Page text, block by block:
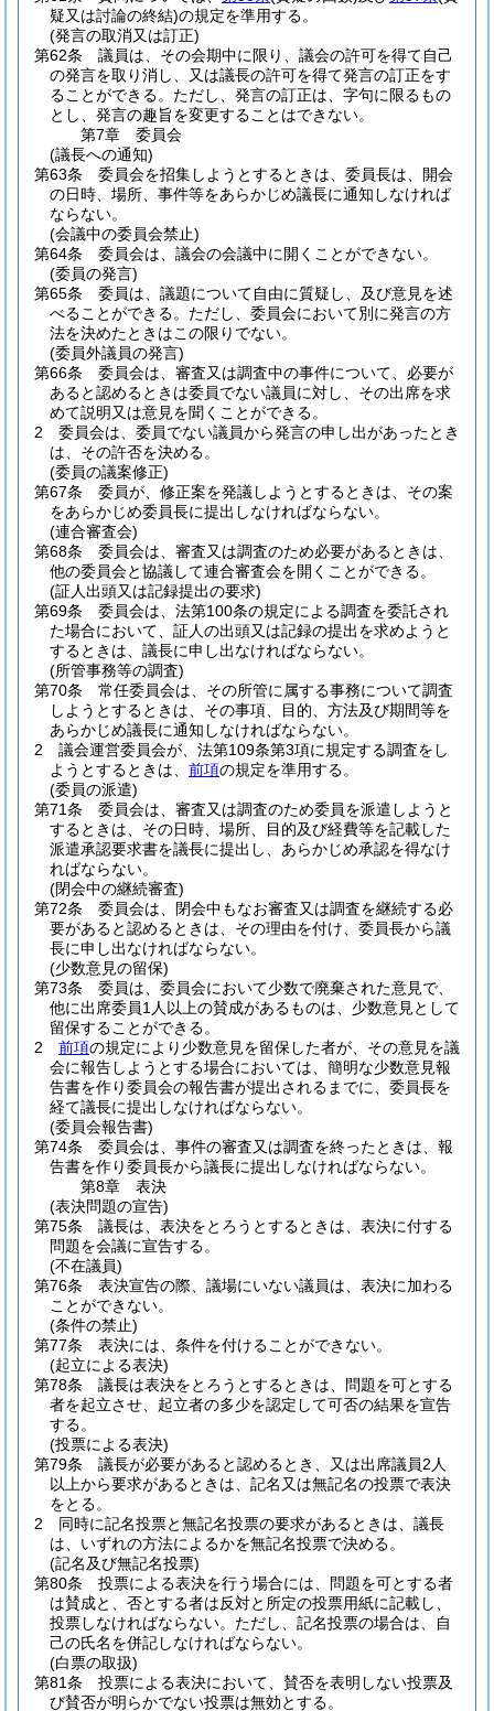
疑又は討論の終結)の規定を準用する。
(発言の取消又は訂正)
第62条
議員は、その会期中に限り、議会の許可を得て自己
の発言を取り消し、又は議長の許可を得て発言の訂正をす
ることができる。 ただし、発言の訂正は、字句に限るもの
とし、発言の趣旨を変更することはできない。
第7章
委員会
(議長への通知)
第63条
委員会を招集しようとするときは、委員長は、開会
の日時、場所、事件等をあらかじめ議長に通知しなければ
ならない。
(会議中の委員会禁止)
第64条
委員会は、議会の会議中に開くことができない。
(委員の発言)
第65条
委員は、議題について自由に質疑し、及び意見を述
べることができる。 ただし、委員会において別に発言の方
法を決めたときはこの限りでない。
(委員外議員の発言)
第66条
委員会は、審査又は調査中の事件について、必要が
あると認めるときは委員でない議員に対し、その出席を求
めて説明又は意見を聞くことができる。
2
委員会は、委員でない議員から発言の申し出があったとき
は、その許否を決める。
(委員の議案修正)
第67条
委員が、修正案を発議しようとするときは、その案
をあらかじめ委員長に提出しなければならない。
(連合審査会)
第68条
委員会は、審査又は調査のため必要があるときは、
他の委員会と協議して連合審査会を開くことができる。
(証人出頭又は記録提出の要求)
第69条
委員会は、法第100条の規定による調査を委託され
た場合において、証人の出頭又は記録の提出を求めようと
するときは、議長に申し出なければならない。
(所管事務等の調査)
第70条
常任委員会は、その所管に属する事務について調査
しようとするときは、その事項、目的、方法及び期間等を
あらかじめ議長に通知しなければならない。
2
議会運営委員会が、法第109条第3項に規定する調査をし
ようとするときは、 前項の規定を準用する。
(委員の派遣)
第71条
委員会は、審査又は調査のため委員を派遣しようと
するときは、その日時、場所、目的及び経費等を記載した
派遣承認要求書を議長に提出し、あらかじめ承認を得なけ
ればならない。
(閉会中の継続審査)
第72条
委員会は、閉会中もなお審査又は調査を継続する必
要があると認めるときは、その理由を付け、委員長から議
長に申し出なければならない。
(少数意見の留保)
第73条
委員は、委員会において少数で廃棄された意見で、
他に出席委員1人以上の賛成があるものは、少数意見として
留保することができる。
2
前項の規定により少数意見を留保した者が、その意見を議
会に報告しようとする場合においては、簡明な少数意見報
告書を作り委員会の報告書が提出されるまでに、委員長を
経て議長に提出しなければならない。
(委員会報告書)
第74条
委員会は、事件の審査又は調査を終ったときは、報
告書を作り委員長から議長に提出しなければならない。
第8章
表決
(表決問題の宣告)
第75条
議長は、表決をとろうとするときは、表決に付する
問題を会議に宣告する。
(不在議員)
第76条
表決宣告の際、議場にいない議員は、表決に加わる
ことができない。
(条件の禁止)
第77条
表決には、条件を付けることができない。
(起立による表決)
第78条
議長は表決をとろうとするときは、問題を可とする
者を起立させ、起立者の多少を認定して可否の結果を宣告
する。
(投票による表決)
第79条
議長が必要があると認めるとき、又は出席議員2人
以上から要求があるときは、記名又は無記名の投票で表決
をとる。
2
同時に記名投票と無記名投票の要求があるときは、議長
は、いずれの方法によるかを無記名投票で決める。
(記名及び無記名投票)
第80条
投票による表決を行う場合には、問題を可とする者
は賛成と、否とする者は反対と所定の投票用紙に記載し、
投票しなければならない。 ただし、記名投票の場合は、自
己の氏名を併記しなければならない。
(白票の取扱)
第81条
投票による表決において、賛否を表明しない投票及
び賛否が明らかでない投票は無効とする。